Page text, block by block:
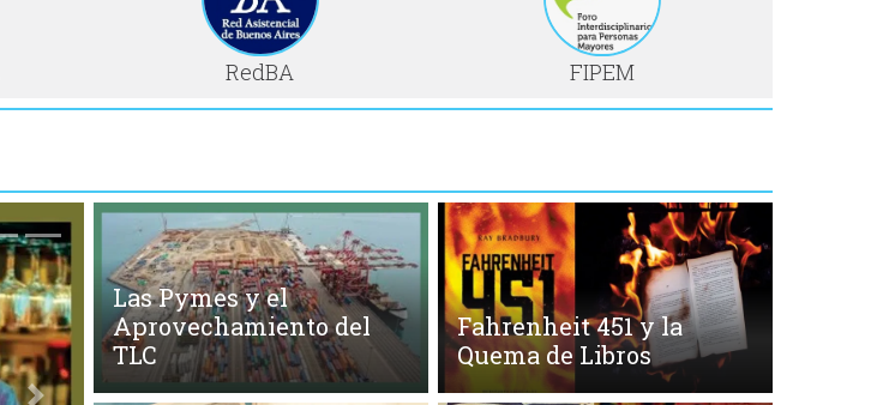
RedBA FIPEM
Las Pymes y el
Aprovechamiento del
TLC
Fahrenheit 451 y la
Quema de Libros